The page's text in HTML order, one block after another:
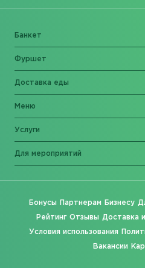
Банкет
Фуршет
Доставка еды
Меню
Услуги
Для мероприятий
Бонусы Партнерам Бизнесу
Рейтинг Отзывы Доставка
Условия использования
Вакансии